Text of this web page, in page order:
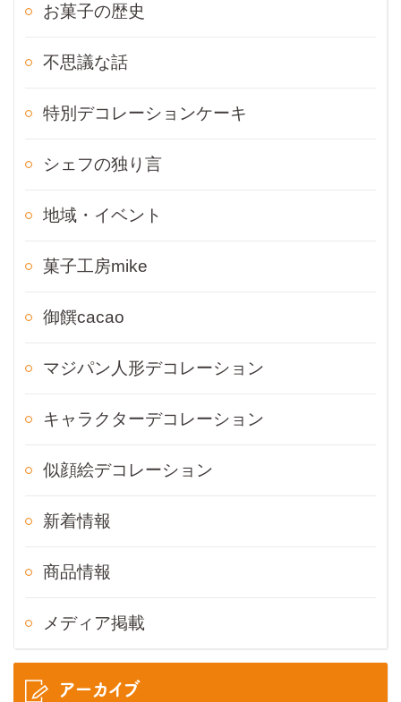
お菓子の歴史
不思議な話
特別デコレーションケーキ
シェフの独り言
地域・イベント
菓子工房mike
御饌cacao
マジパン人形デコレーション
キャラクターデコレーション
似顔絵デコレーション
新着情報
商品情報
メディア掲載
アーカイブ